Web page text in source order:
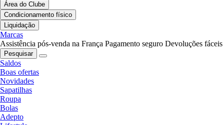
Área do Clube
Condicionamento físico
Liquidação
Marcas
Assistência pós-venda na França Pagamento seguro Devoluções fáceis
Pesquisar
Saldos
Boas ofertas
Novidades
Sapatilhas
Roupa
Bolas
Adepto